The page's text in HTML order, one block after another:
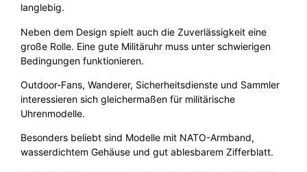
langlebig.
Neben dem Design spielt auch die Zuverlässigkeit eine
große Rolle. Eine gute Militäruhr muss unter schwierigen
Bedingungen funktionieren.
Outdoor-Fans, Wanderer, Sicherheitsdienste und Sammler
interessieren sich gleichermaßen für militärische
Uhrenmodelle.
Besonders beliebt sind Modelle mit NATO-Armband,
wasserdichtem Gehäuse und gut ablesbarem Zifferblatt.